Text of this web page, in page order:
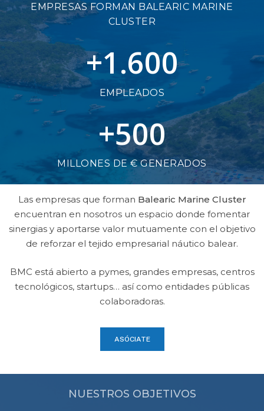
EMPRESAS FORMAN BALEARIC MARINE
CLUSTER
+1.600
EMPLEADOS
+500
MILLONES DE € GENERADOS
Las empresas que forman Balearic Marine Cluster
encuentran en nosotros un espacio donde fomentar
sinergias y aportarse valor mutuamente con el objetivo
de reforzar el tejido empresarial náutico balear.
BMC está abierto a pymes, grandes empresas, centros
tecnológicos, startups… así como entidades públicas
colaboradoras.
ASÓCIATE
NUESTROS OBJETIVOS